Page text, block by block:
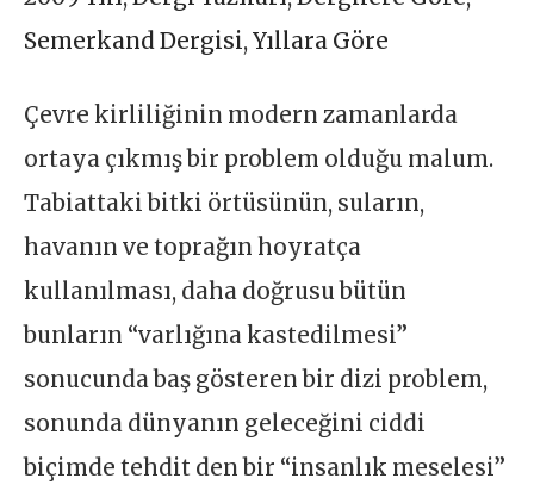
Semerkand Dergisi,Yıllara Göre
Çevre kirliliğinin modern zamanlarda
ortaya çıkmış bir problem olduğu malum.
Tabiattaki bitki örtüsünün, suların,
havanın ve toprağın hoyratça
kullanılması, daha doğrusu bütün
bunların “varlığına kastedilmesi”
sonucunda baş gösteren bir dizi problem,
sonunda dünyanın geleceğini ciddi
biçimde tehdit den bir “insanlık meselesi”